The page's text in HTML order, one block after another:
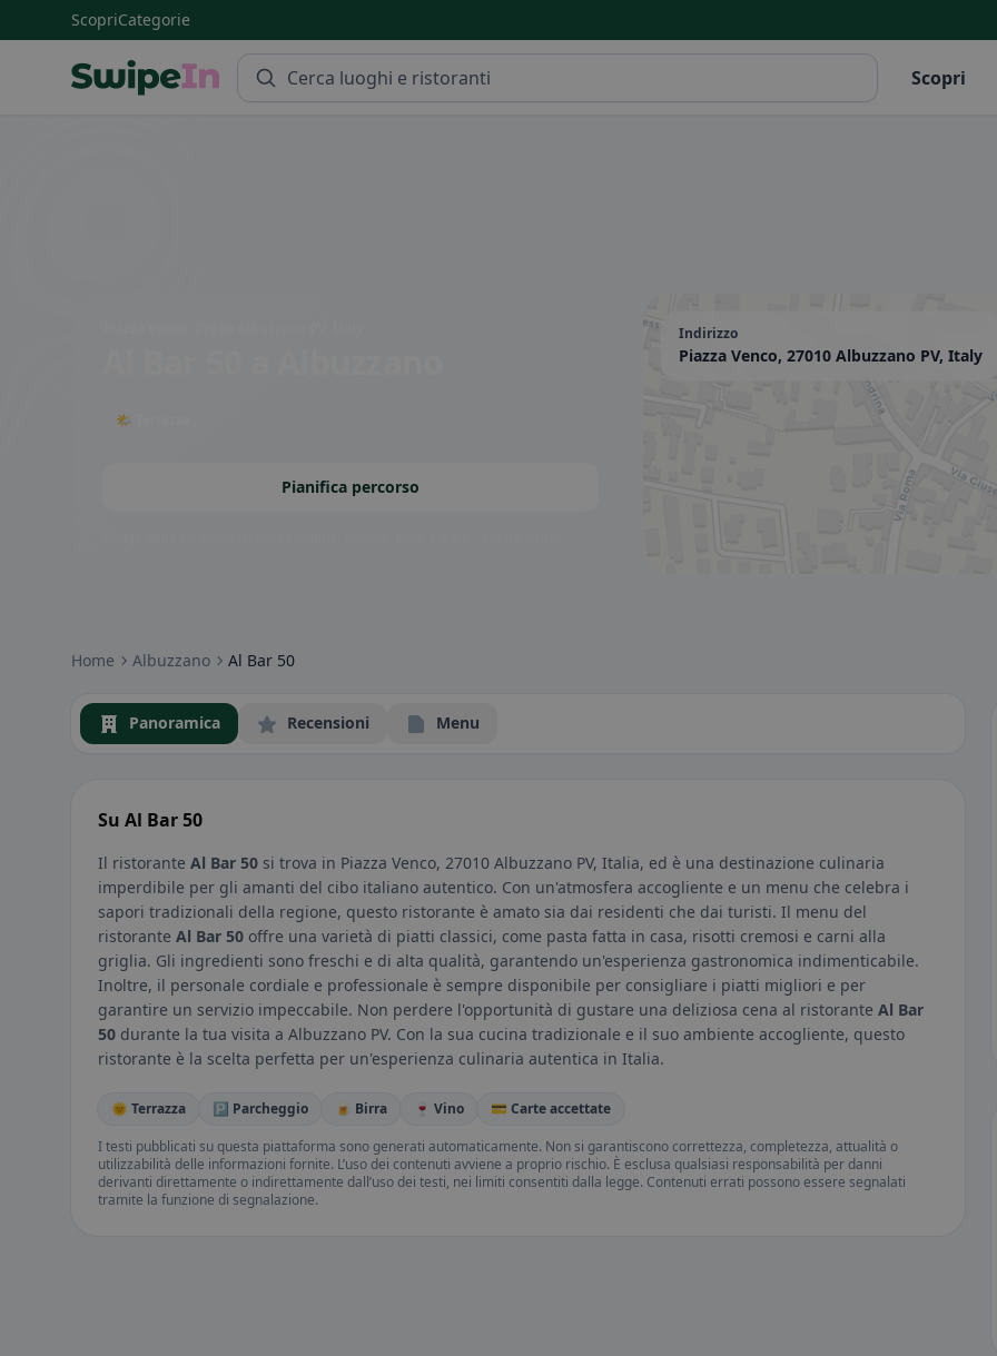
ScopriCategorie
Scopri
🌤 Terrazza
Pianifica percorso
Indirizzo
Piazza Venco, 27010 Albuzzano PV, Italy
Home Albuzzano Al Bar 50
Panoramica Recensioni Menu
Su Al Bar 50
Il ristorante Al Bar 50 si trova in Piazza Venco, 27010 Albuzzano PV, Italia, ed è una destinazione culinaria
imperdibile per gli amanti del cibo italiano autentico. Con un'atmosfera accogliente e un menu che celebra i
sapori tradizionali della regione, questo ristorante è amato sia dai residenti che dai turisti. Il menu del
ristorante Al Bar 50 offre una varietà di piatti classici, come pasta fatta in casa, risotti cremosi e carni alla
griglia. Gli ingredienti sono freschi e di alta qualità, garantendo un'esperienza gastronomica indimenticabile.
Inoltre, il personale cordiale e professionale è sempre disponibile per consigliare i piatti migliori e per
garantire un servizio impeccabile. Non perdere l'opportunità di gustare una deliziosa cena al ristorante Al Bar
50 durante la tua visita a Albuzzano PV. Con la sua cucina tradizionale e il suo ambiente accogliente, questo
ristorante è la scelta perfetta per un'esperienza culinaria autentica in Italia.
🌞 Terrazza 🅿️ Parcheggio 🍺 Birra 🍷 Vino
💳 Carte accettate
I testi pubblicati su questa piattaforma sono generati automaticamente. Non si garantiscono correttezza, completezza, attualità o
utilizzabilità delle informazioni fornite. L’uso dei contenuti avviene a proprio rischio. È esclusa qualsiasi responsabilità per danni
derivanti direttamente o indirettamente dall’uso dei testi, nei limiti consentiti dalla legge. Contenuti errati possono essere segnalati
tramite la funzione di segnalazione.